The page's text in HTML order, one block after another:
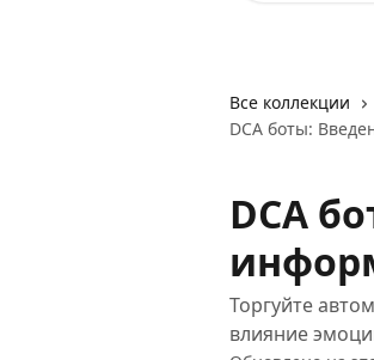
Все коллекции
DCA боты:
DCA
Торгуйте
влияние